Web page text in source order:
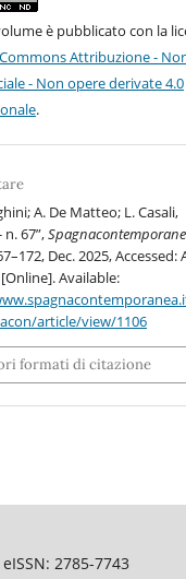
è pubblicato con la
Attribuzione -
- Non opere derivate 4.0
.
A. De Matteo; L. Casali,
n. 67”,
Dec. 2025, Accessed:
Available:
article/view/1106
formati di citazione
2785-7743